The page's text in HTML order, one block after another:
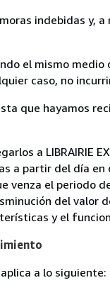
indebidas y,
el mismo
caso, no
que hayamos
a LIBRAIRIE
a partir del día
venza el periodo
del valor
y el
a lo siguiente: